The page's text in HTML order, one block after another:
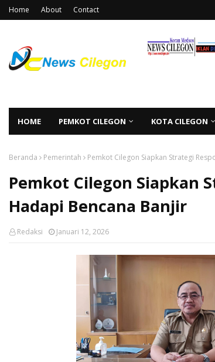
Home About Contact
HOME PEMKOT CILEGON KOTA CILEGON
Beranda Pemerintah Pemkot Cilegon Siapkan Strategi
Pemkot Cilegon Siapkan
Hadapi Bencana Banjir
Redaksi Januari 12, 2026